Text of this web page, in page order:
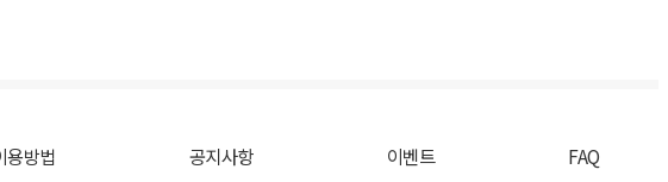
용방법 공지사항 이벤트 FAQ